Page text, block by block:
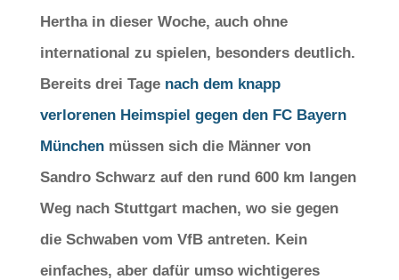
Hertha in dieser Woche, auch ohne
international zu spielen, besonders deutlich.
Bereits drei Tage nach dem knapp
verlorenen Heimspiel gegen den FC Bayern
Münchenmüssen sich die Männer von
Sandro Schwarz auf den rund 600 km langen
Weg nach Stuttgart machen, wo sie gegen
die Schwaben vom VfB antreten. Kein
einfaches, aber dafür umso wichtigeres